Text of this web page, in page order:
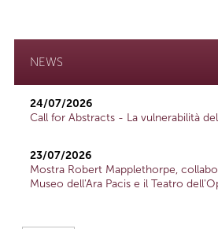
NEWS
24/07/2026
Call for Abstracts - La vulnerabilità
23/07/2026
Mostra Robert Mapplethorpe,
Museo dell'Ara Pacis e il Teatro